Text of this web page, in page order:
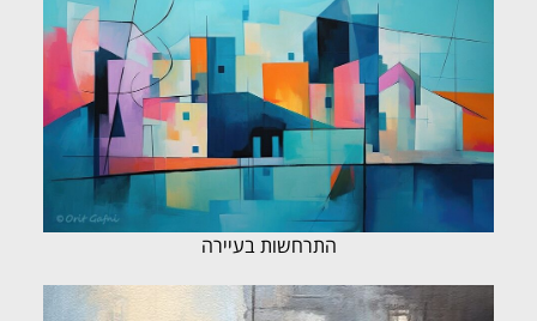
התרחשות בעיירה